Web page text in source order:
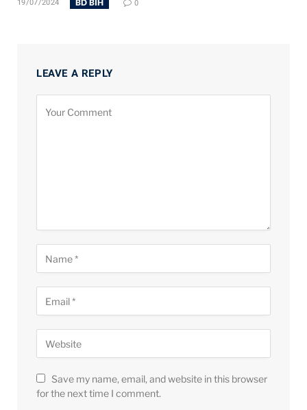
19/07/2024 BD BIH 0
LEAVE A REPLY
Save my name, email, and website in this browser
for the next time I comment.